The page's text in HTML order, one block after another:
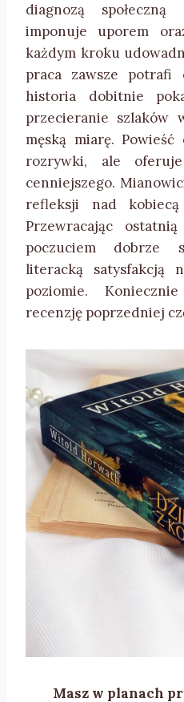
diagnozą
imponuje uporem
każdym kroku
praca zawsze potrafi
historia dobitnie
przecieranie szlaków
męską miarę.
rozrywki, ale
cenniejszego.
refleksji nad
Przewracając
poczuciem dobrze
literacką satysfakcją
poziomie.
recenzję poprzedniej
Masz w planach